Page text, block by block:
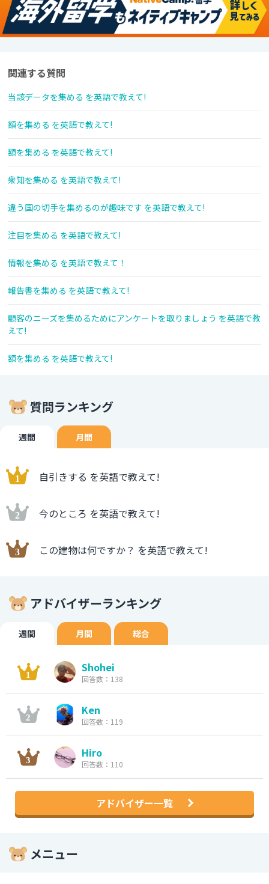
関連する質問
当該データを集める を英語で教えて!
額を集める を英語で教えて!
額を集める を英語で教えて!
衆知を集める を英語で教えて!
違う国の切手を集めるのが趣味です を英語で教えて!
注目を集める を英語で教えて!
情報を集める を英語で教えて！
報告書を集める を英語で教えて!
顧客のニーズを集めるためにアンケートを取りましょう を英語で教
えて!
額を集める を英語で教えて!
質問ランキング
週間 月間
自引きする を英語で教えて!
今のところ を英語で教えて!
この建物は何ですか？ を英語で教えて!
アドバイザーランキング
週間 月間 総合
Shohei
回答数：138
Ken
回答数：119
Hiro
回答数：110
アドバイザー一覧
メニュー